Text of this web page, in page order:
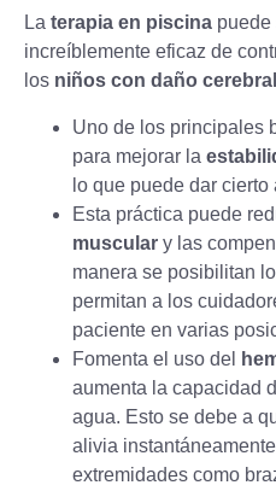
La terapia en piscina puede
increíblemente eficaz de
los niños con daño
Uno de los principales
para mejorar la
lo que puede dar
Esta práctica puede
muscular y las
manera se posibilitan
permitan a los
paciente en varias
Fomenta el uso del
aumenta la capacidad
agua. Esto se debe a
alivia
extremidades como